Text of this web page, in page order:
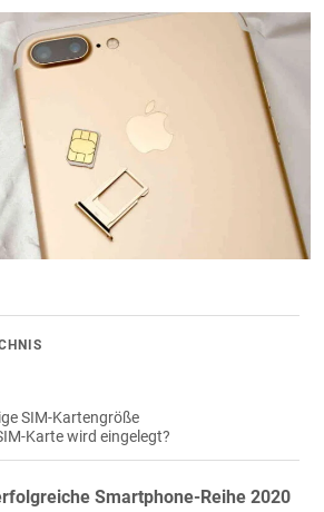
SIM-Kartengröße
Karte wird eingelegt?
Smartphone-Reihe 2020